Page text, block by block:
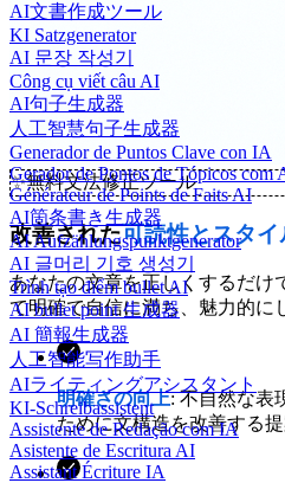
AI文書作成ツール
KI Satzgenerator
AI 문장 작성기
Công cụ viết câu AI
AI句子生成器
人工智慧句子生成器
Generador de Puntos Clave con IA
Gerador de Pontos de Tópicos com
Générateur de Points de Faits AI
AI箇条書き生成器
AI Aufzählungspunktgenerator
AI 글머리 기호 생성기
Trình tạo điểm bullet AI
AI bullet point 生成器
AI 簡報生成器
人工智能写作助手
AIライティングアシスタント
KI-Schreibassistent
Assistente de Redação com IA
Asistente de Escritura AI
Assistant Écriture IA
✨無料文法修正ツール
改善された可読性とスタイ
あなたの文章を正しくするだけ
て明確で自信に満ち、魅力的に
明確さの向上: 不自然な表
ために文構造を改善する